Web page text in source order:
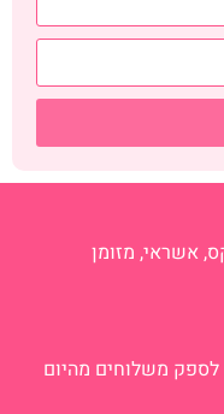
אשראי, מזומן
לספק משלוחים מהיום